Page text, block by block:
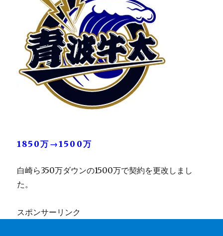
1850万→1500万
白崎ら350万ダウンの1500万で契約を更改しまし
た。
スポンサーリンク